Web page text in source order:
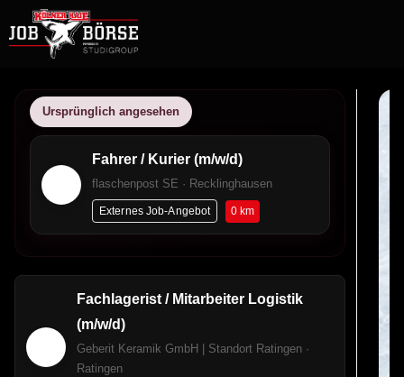
Ursprünglich angesehen
Fahrer / Kurier (m/w/d)
flaschenpost SE · Recklinghausen
Externes Job-Angebot 0 km
Fachlagerist / Mitarbeiter Logistik
(m/w/d)
Geberit Keramik GmbH | Standort Ratingen ·
Ratingen